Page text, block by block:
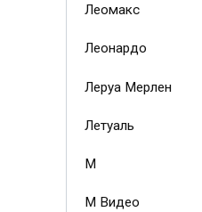
Леомакс
Леонардо
Леруа Мерлен
Летуаль
М
М Видео